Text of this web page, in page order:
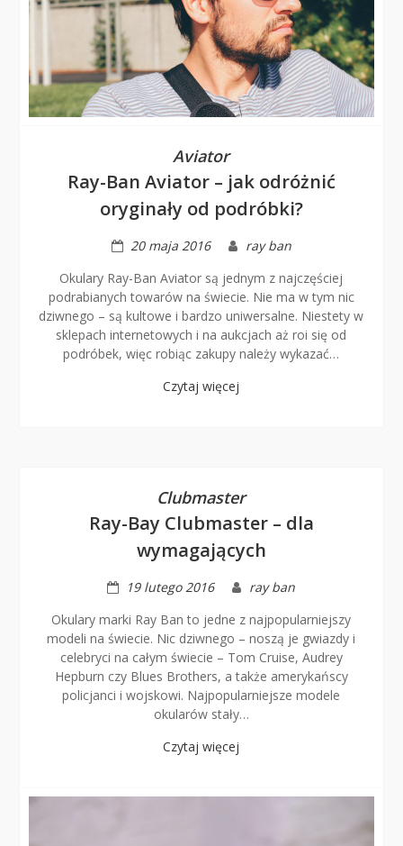
Aviator
Ray-Ban Aviator – jak odróżnić
oryginały od podróbki?
20 maja 2016
ray ban
Okulary Ray-Ban Aviator są jednym z najczęściej
podrabianych towarów na świecie. Nie ma w tym nic
dziwnego – są kultowe i bardzo uniwersalne. Niestety w
sklepach internetowych i na aukcjach aż roi się od
podróbek, więc robiąc zakupy należy wykazać…
Czytaj więcej
Clubmaster
Ray-Bay Clubmaster – dla
wymagających
19 lutego 2016
ray ban
Okulary marki Ray Ban to jedne z najpopularniejszy
modeli na świecie. Nic dziwnego – noszą je gwiazdy i
celebryci na całym świecie – Tom Cruise, Audrey
Hepburn czy Blues Brothers, a także amerykańscy
policjanci i wojskowi. Najpopularniejsze modele
okularów stały…
Czytaj więcej